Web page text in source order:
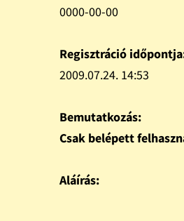
0000-00-00
Regisztráció
2009.07.24. 14:53
Bemutatkozás:
Csak belépett
Aláírás: